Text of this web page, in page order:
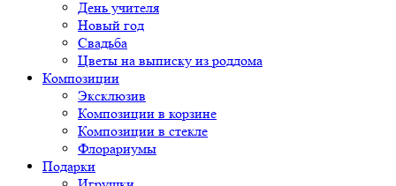
День учителя
Новый год
Свадьба
Цветы на выписку из роддома
Композиции
Эксклюзив
Композиции в корзине
Композиции в стекле
Флорариумы
Подарки